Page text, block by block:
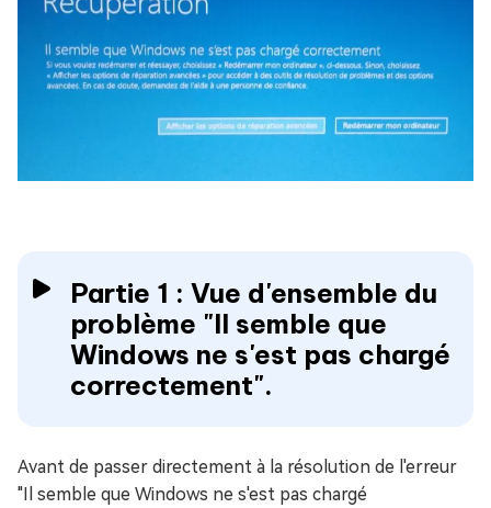
Partie 1 : Vue d'ensemble du
problème "Il semble que
Windows ne s'est pas chargé
correctement".
Avant de passer directement à la résolution de l'erreur
"Il semble que Windows ne s'est pas chargé